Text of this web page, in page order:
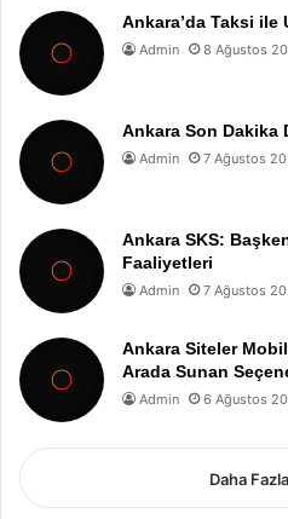
Ankara’da Taksi ile
Admin 8 Ağustos
Ankara Son Dakika
Admin 7 Ağustos
Ankara SKS:
Faaliyetleri
Admin 7 Ağustos
Ankara Siteler
Arada Sunan
Admin 6 Ağustos
Daha